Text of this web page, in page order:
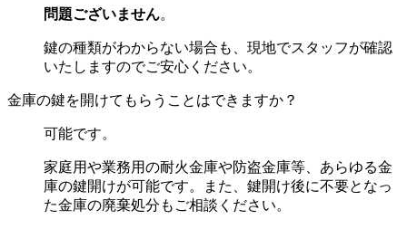
問題ございません。
鍵の種類がわからない場合も、現地でスタッフが確認
いたしますのでご安心ください。
金庫の鍵を開けてもらうことはできますか？
可能です。
家庭用や業務用の耐火金庫や防盗金庫等、あらゆる金
庫の鍵開けが可能です。また、鍵開け後に不要となっ
た金庫の廃棄処分もご相談ください。